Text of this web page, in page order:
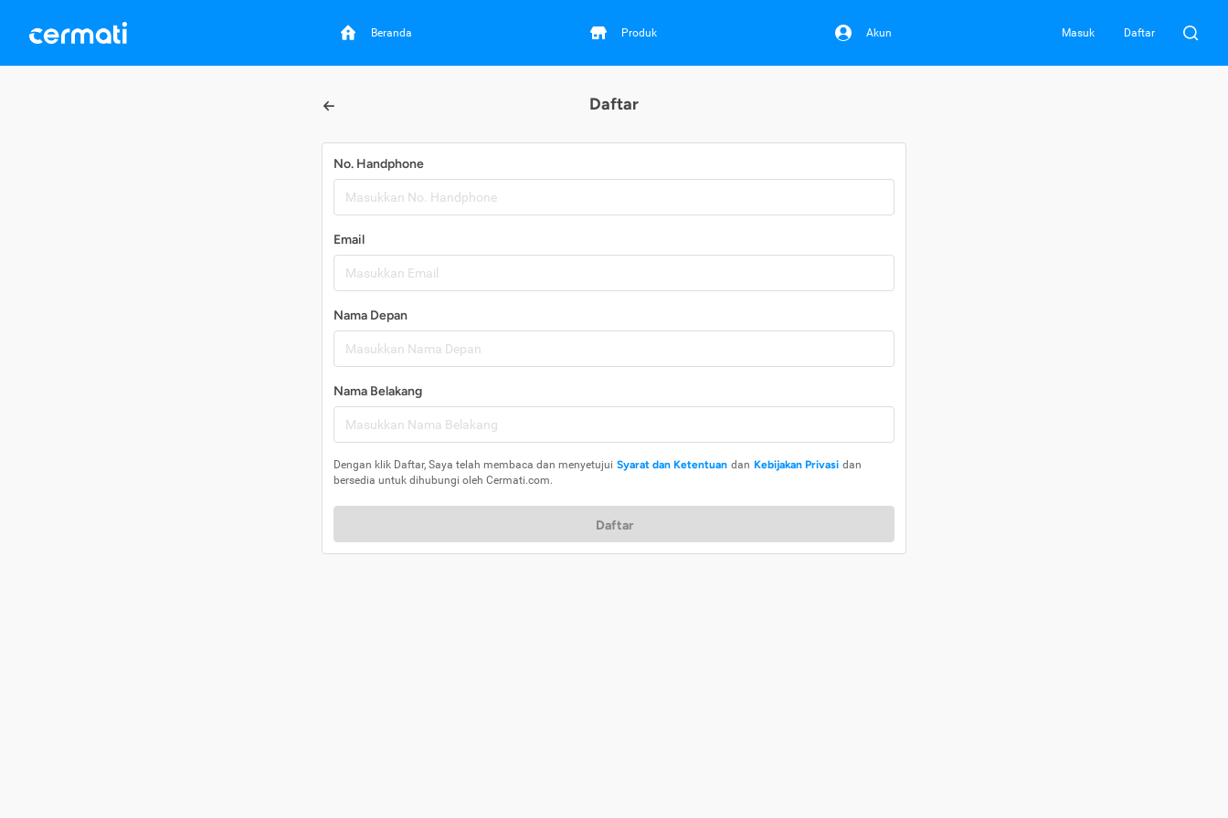
Beranda Produk Akun Masuk Daftar
Daftar
No. Handphone
Email
Nama Depan
Nama Belakang
Dengan klik Daftar, Saya telah membaca dan menyetujui Syarat dan Ketentuan dan Kebijakan Privasi dan
bersedia untuk dihubungi oleh Cermati.com.
Daftar